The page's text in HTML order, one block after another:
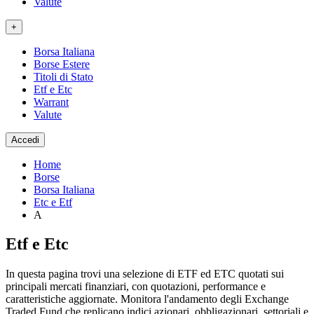
+
Borsa Italiana
Borse Estere
Titoli di Stato
Etf e Etc
Warrant
Valute
Accedi
Home
Borse
Borsa Italiana
Etc e Etf
A
Etf e Etc
In questa pagina trovi una selezione di ETF ed ETC quotati sui
principali mercati finanziari, con quotazioni, performance e
caratteristiche aggiornate. Monitora l'andamento degli Exchange